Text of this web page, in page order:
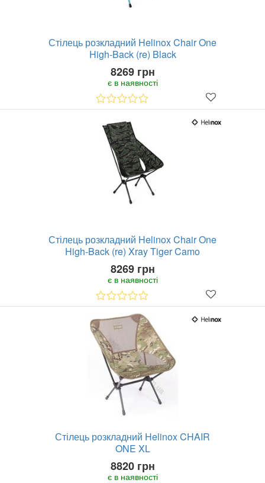
Стілець розкладний Helinox Chair One
High-Back (re) Black
8269 грн
є в наявності
Стілець розкладний Helinox Chair One
High-Back (re) Xray Tiger Camo
8269 грн
є в наявності
Стілець розкладний Helinox CHAIR
ONE XL
8820 грн
є в наявності